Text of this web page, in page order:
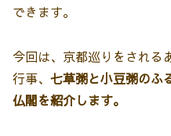
できます。
今回は、京都巡りをされる
行事、 七草粥と小豆粥のふ
仏閣を紹介します。